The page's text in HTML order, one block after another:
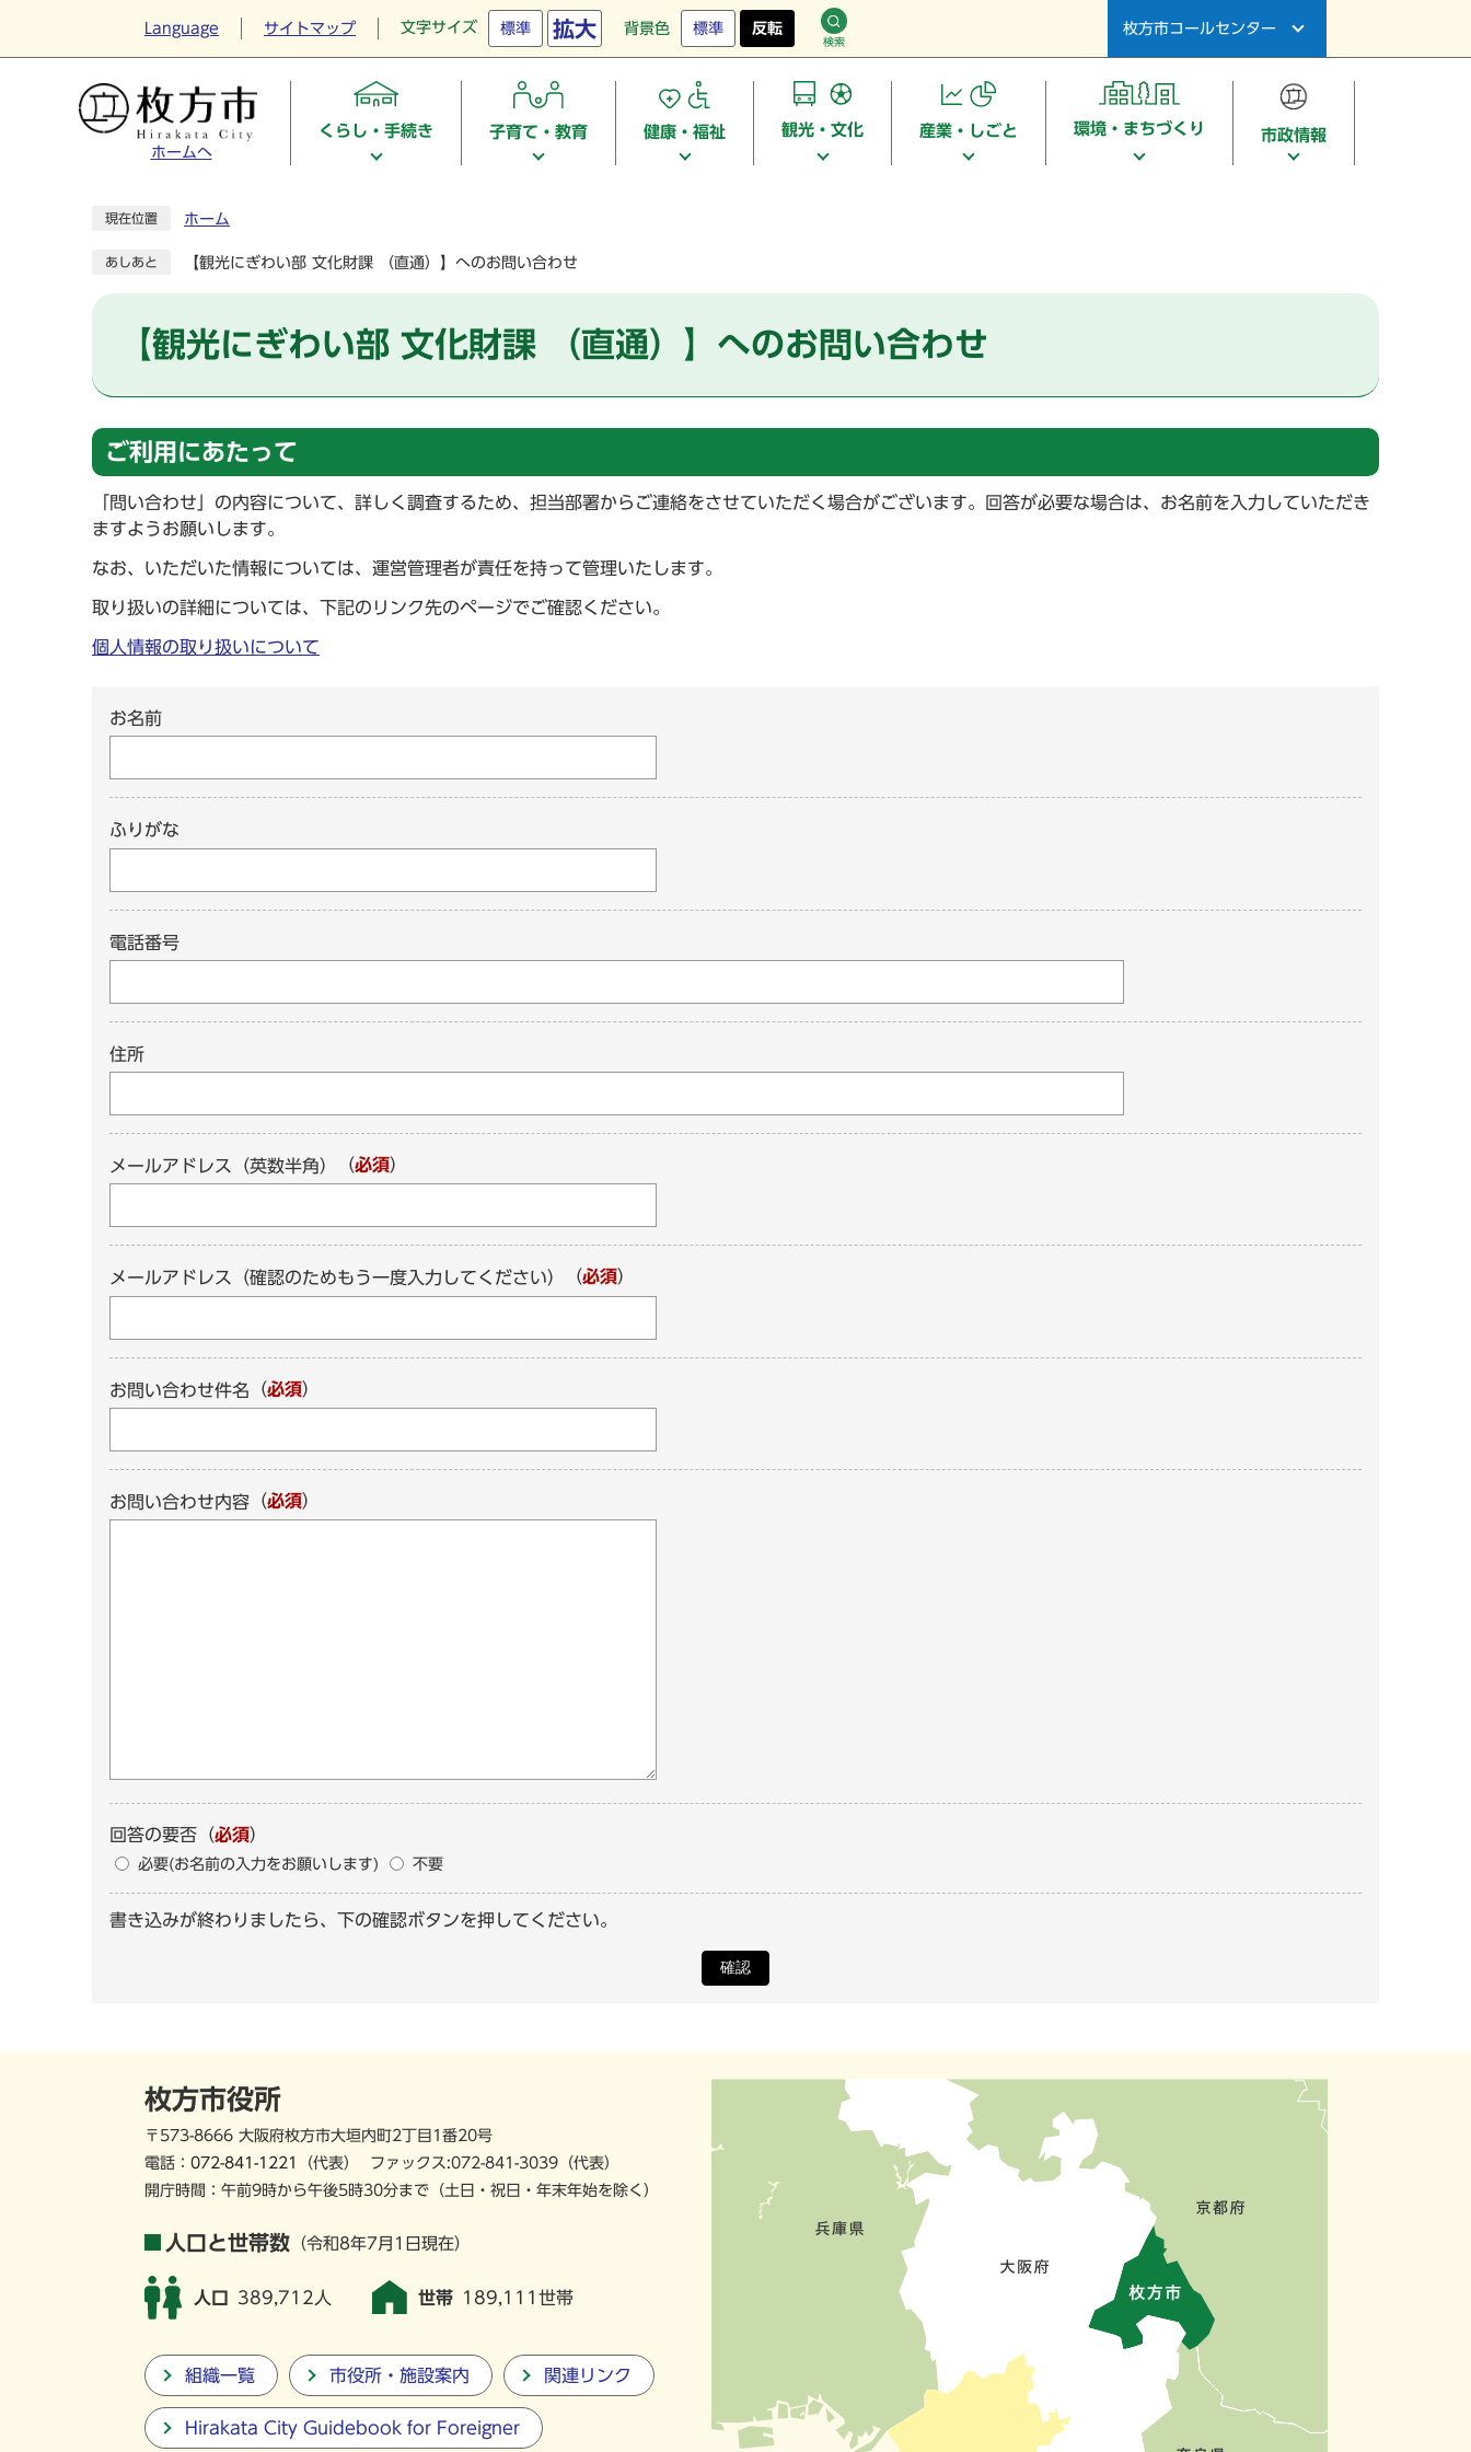
Language サイトマップ 文字サイズ 標準 拡大 背景色 標準 反転
検索
枚方市コールセンター
ホームへ
くらし・手続き 子育て・教育 健康・福祉 観光・文化 産業・しごと 環境・まちづくり 市政情報
現在位置 ホーム
あしあと 【観光にぎわい部 文化財課 （直通）】へのお問い合わせ
【観光にぎわい部 文化財課 （直通）】へのお問い合わせ
ご利用にあたって
「問い合わせ」の内容について、詳しく調査するため、担当部署からご連絡をさせていただく場合がございます。回答が必要な場合は、お名前を入力していただき
ますようお願いします。
なお、いただいた情報については、運営管理者が責任を持って管理いたします。
取り扱いの詳細については、下記のリンク先のページでご確認ください。
個人情報の取り扱いについて
お名前
ふりがな
電話番号
住所
メールアドレス（英数半角） （必須）
メールアドレス（確認のためもう一度入力してください） （必須）
お問い合わせ件名 （必須）
お問い合わせ内容 （必須）
回答の要否 （必須）
必要(お名前の入力をお願いします) 不要
書き込みが終わりましたら、下の確認ボタンを押してください。
確認
枚方市役所
〒573-8666 大阪府枚方市大垣内町2丁目1番20号
電話： 072-841-1221 （代表） ファックス:072-841-3039（代表）
開庁時間：午前9時から午後5時30分まで （土日・祝日・年末年始を除く）
人口と世帯数 （令和8年7月1日現在）
人口 389,712人 世帯 189,111世帯
組織一覧 市役所・施設案内 関連リンク
Hirakata City Guidebook for Foreigner